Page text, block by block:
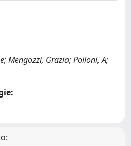
Mengozzi, Grazia; Polloni, A;